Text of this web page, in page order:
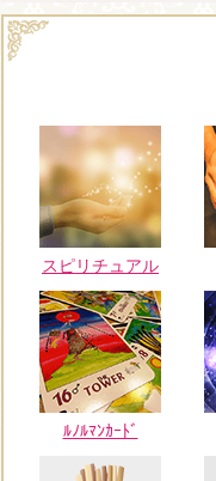
スピリチュアル
ﾙﾉﾙﾏﾝｶｰﾄﾞ